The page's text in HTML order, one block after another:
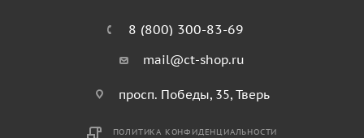
8 (800) 300-83-69
mail@ct-shop.ru
просп. Победы, 35, Тверь
ПОЛИТИКА КОНФИДЕНЦИАЛЬНОСТИ